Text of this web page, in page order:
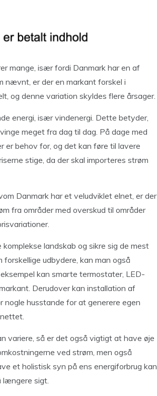
mange, især fordi Danmark har en af
nævnt, er der en markant forskel i
og denne variation skyldes flere årsager.
energi, især vindenergi. Dette betyder,
meget fra dag til dag. På dage med
er behov for, og det kan føre til lavere
stige, da der skal importeres strøm
Danmark har et veludviklet elnet, er der
fra områder med overskud til områder
landskab og sikre sig de mest
udbydere, kan man også
kan smarte termostater, LED-
Derudover kan installation af
nogle husstande for at generere egen
variere, så er det også vigtigt at have øje
ved strøm, men også
et holistisk syn på ens energiforbrug kan
længere sigt.